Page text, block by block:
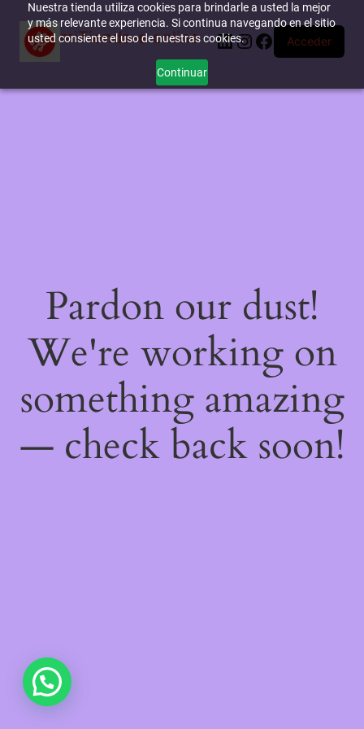
Nuestra tienda utiliza cookies para brindarle a usted la mejor
y más relevante experiencia. Si continua navegando en el sitio
usted consiente el uso de nuestras cookies.
Continuar
miTienda-e.online LinkedIn
Instagram
Facebook
Acceder
Pardon our dust!
We're working on
something amazing
— check back soon!